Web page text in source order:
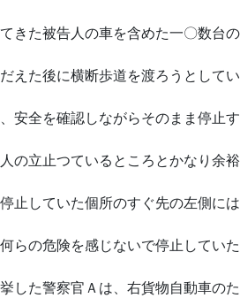
きた被告人の車を含めた一〇数台の
えた後に横断歩道を渡ろうとしてい
安全を確認しながらそのまま停止す
の立止つているところとかなり余裕
止していた個所のすぐ先の左側には
らの危険を感じないで停止していた
した警察官Ａは、右貨物自動車のた